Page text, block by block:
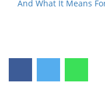
And What It Means